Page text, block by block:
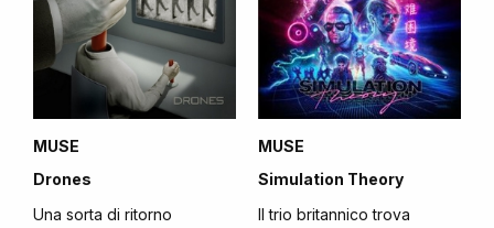
MUSE
Drones
Una sorta di ritorno
MUSE
Simulation Theory
Il trio britannico trova